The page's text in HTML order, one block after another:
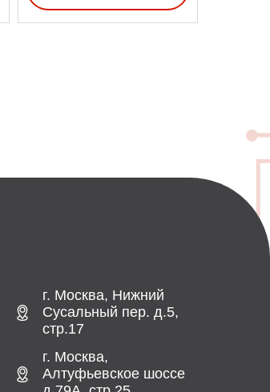
г. Москва, Нижний
Сусальный пер. д.5,
стр.17
г. Москва,
Алтуфьевское шоссе